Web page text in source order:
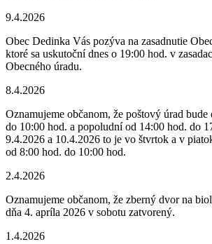
9.4.2026
Obec Dedinka Vás pozýva na zasadnutie
ktoré sa uskutoční dnes o 19:00 hod. v
Obecného úradu.
8.4.2026
Oznamujeme občanom, že poštový úrad bude
do 10:00 hod. a popoludní od 14:00 hod. do
9.4.2026 a 10.4.2026 to je vo štvrtok a v
od 8:00 hod. do 10:00 hod.
2.4.2026
Oznamujeme občanom, že zberný dvor na
dňa 4. apríla 2026 v sobotu zatvorený.
1.4.2026